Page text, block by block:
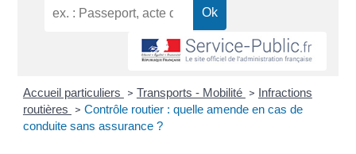
Accueil particuliers > Transports - Mobilité > Infractions
routières
> Contrôle routier : quelle amende en cas de
conduite sans assurance ?